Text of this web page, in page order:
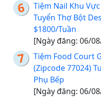
Tiệm Nail Khu
Tuyển Thợ Bột
$1800/Tuần
[Ngày đăng: 06/
Tiệm Food Court
(Zipcode 77024)
Phụ Bếp
[Ngày đăng: 06/